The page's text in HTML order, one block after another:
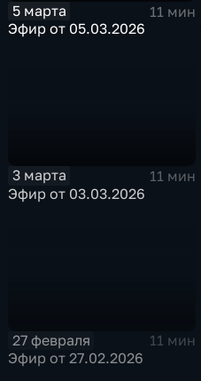
5 марта
11 мин
Эфир от 05.03.2026
3 марта
11 мин
Эфир от 03.03.2026
27 февраля
11 мин
Эфир от 27.02.2026